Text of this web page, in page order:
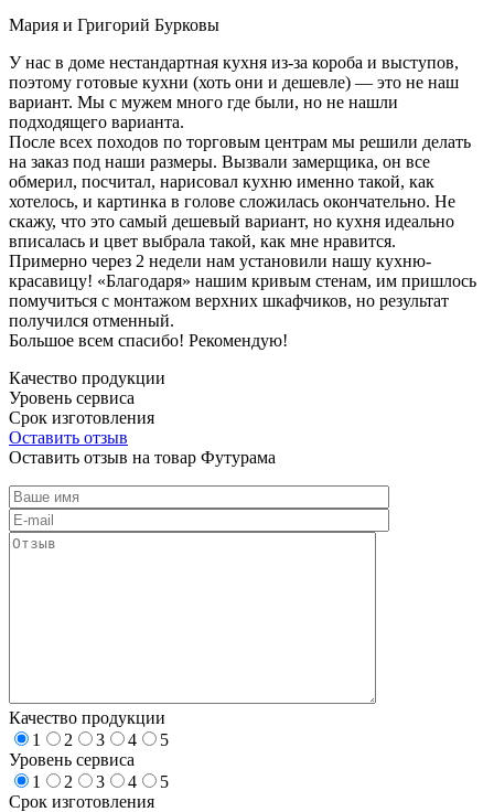
Мария и Григорий Бурковы
У нас в доме нестандартная кухня из-за короба и выступов,
поэтому готовые кухни (хоть они и дешевле) — это не наш
вариант. Мы с мужем много где были, но не нашли
подходящего варианта.
После всех походов по торговым центрам мы решили делать
на заказ под наши размеры. Вызвали замерщика, он все
обмерил, посчитал, нарисовал кухню именно такой, как
хотелось, и картинка в голове сложилась окончательно. Не
скажу, что это самый дешевый вариант, но кухня идеально
вписалась и цвет выбрала такой, как мне нравится.
Примерно через 2 недели нам установили нашу кухню-
красавицу! «Благодаря» нашим кривым стенам, им пришлось
помучиться с монтажом верхних шкафчиков, но результат
получился отменный.
Большое всем спасибо! Рекомендую!
Качество продукции
Уровень сервиса
Срок изготовления
Оставить отзыв
Оставить отзыв на товар Футурама
Качество продукции
1
2 3 4
5
Уровень сервиса
1
2 3 4
5
Срок изготовления